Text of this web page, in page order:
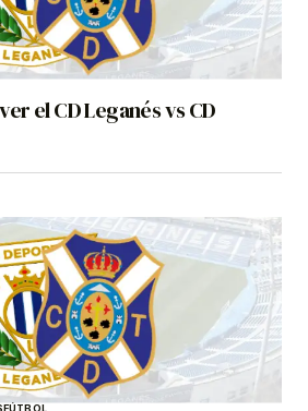
el CD Leganés vs CD
FÚTBOL